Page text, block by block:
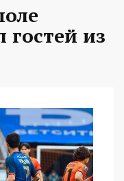
гостей из